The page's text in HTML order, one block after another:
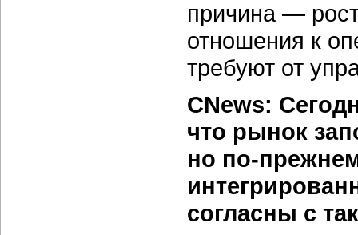
причина —
отношения к
требуют от
CNews:
что рынок
но по-
согласны с